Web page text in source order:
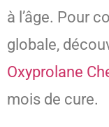
à l’âge. Pour
globale,
Oxyprolane
mois de cure.